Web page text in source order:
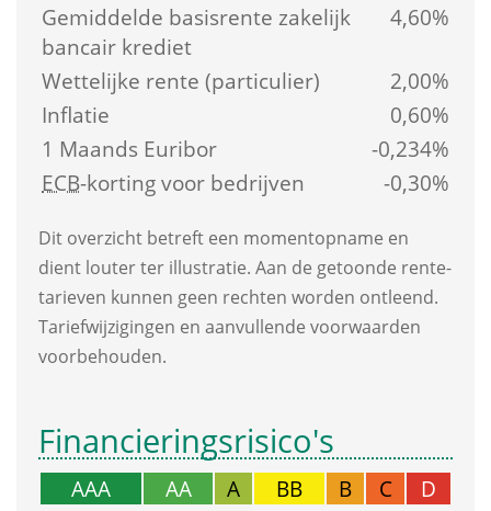
Gemiddelde basis­rente zakelijk
bancair krediet
4,60%
Wettelijke rente (particulier)
2,00%
Inflatie
0,60%
1 Maands Euribor
-0,234%
ECB-korting voor bedrijven -0,30%
Dit overzicht betreft een moment­opname en
dient louter ter illustratie. Aan de getoonde rente­
tarieven kunnen geen rechten worden ontleend.
Tarief­wijzigingen en aanvullende voorwaarden
voorbehouden.
Financierings­risico's
AAA AA A BB B C
D